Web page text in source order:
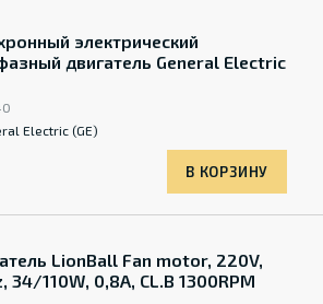
электрический
двигатель General Electric
Electric (GE)
В КОРЗИНУ
LionBall Fan motor, 220V,
34/110W, 0,8A, CL.B 1300RPM